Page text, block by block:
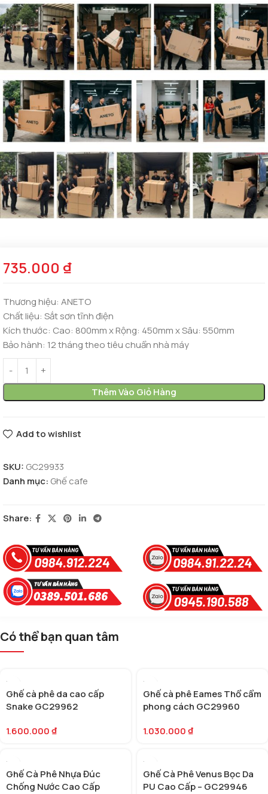
735.000 ₫
Thương hiệu: ANETO
Chất liệu: Sắt sơn tĩnh điện
Kích thước: Cao: 800mm x Rộng: 450mm x Sâu: 550mm
Bảo hành: 12 tháng theo tiêu chuẩn nhà máy
Thêm Vào Giỏ Hàng
Add to wishlist
SKU: GC29933
Danh mục: Ghế cafe
Share:
Có thể bạn quan tâm
Ghế cà phê da cao cấp
Snake GC29962
1.600.000₫
Ghế cà phê Eames Thổ cẩm
phong cách GC29960
1.030.000₫
Ghế Cà Phê Nhựa Đúc
Chống Nước Cao Cấp
Ghế Cà Phê Venus Bọc Da
PU Cao Cấp – GC29946